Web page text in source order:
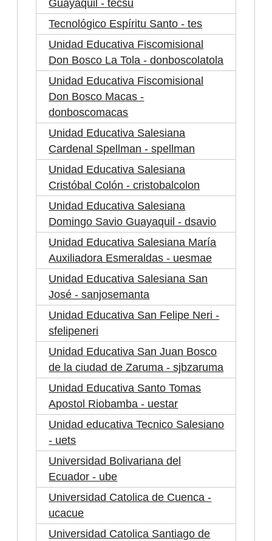
Guayaquil - tecsu
Tecnológico Espíritu Santo - tes
Unidad Educativa Fiscomisional
Don Bosco La Tola - donboscolatola
Unidad Educativa Fiscomisional
Don Bosco Macas -
donboscomacas
Unidad Educativa Salesiana
Cardenal Spellman - spellman
Unidad Educativa Salesiana
Cristóbal Colón - cristobalcolon
Unidad Educativa Salesiana
Domingo Savio Guayaquil - dsavio
Unidad Educativa Salesiana María
Auxiliadora Esmeraldas - uesmae
Unidad Educativa Salesiana San
José - sanjosemanta
Unidad Educativa San Felipe Neri -
sfelipeneri
Unidad Educativa San Juan Bosco
de la ciudad de Zaruma - sjbzaruma
Unidad Educativa Santo Tomas
Apostol Riobamba - uestar
Unidad educativa Tecnico Salesiano
- uets
Universidad Bolivariana del
Ecuador - ube
Universidad Catolica de Cuenca -
ucacue
Universidad Catolica Santiago de